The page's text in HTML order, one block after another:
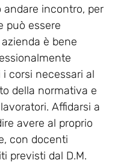
andare incontro, per
può essere
è bene
corsi necessari al
della normativa e
Affidarsi a
avere al proprio
con docenti
previsti dal D.M.